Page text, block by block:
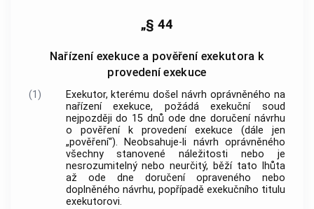
„§ 44
Nařízení exekuce a pověření exekutora k
provedení exekuce
(1)
Exekutor, kterému došel návrh oprávněného na
nařízení exekuce, požádá exekuční soud
nejpozději do 15 dnů ode dne doručení návrhu
o pověření k provedení exekuce (dále jen
„pověření“). Neobsahuje-li návrh oprávněného
všechny stanovené náležitosti nebo je
nesrozumitelný nebo neurčitý, běží tato lhůta
až ode dne doručení opraveného nebo
doplněného návrhu, popřípadě exekučního titulu
exekutorovi.